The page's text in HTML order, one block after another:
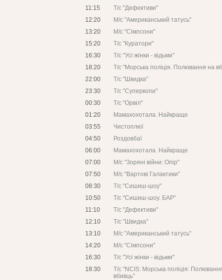
11:15
Т/с "Дефективи"
12:20
М/с "Американський татусь"
13:20
М/с "Сімпсони"
15:20
Т/с "Куратори"
16:30
Т/с "Усі жінки - відьми"
18:20
Т/с "Морська поліція. Полювання на
22:00
Т/с "Швидка"
23:30
Т/с "Суперкопи"
00:30
Т/с "Орвіл"
01:20
Мамахохотала. Найкраще
03:55
Чистоплюї
04:50
Роздовбаї
06:00
Мамахохотала. Найкраще
07:00
М/с "Зоряні війни: Опір"
07:50
М/с "Вартові Галактики"
08:30
Т/с "Сишиш-шоу"
10:50
Т/с "Сишиш-шоу. БАР"
11:10
Т/с "Дефективи"
12:10
Т/с "Швидка"
13:10
М/с "Американський татусь"
14:20
М/с "Сімпсони"
16:30
Т/с "Усі жінки - відьми"
18:30
Т/с "NCIS: Морська поліція:
вбивць"